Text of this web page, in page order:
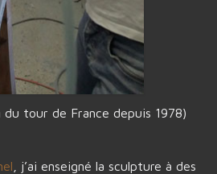
tour de France depuis 1978)
, j’ai enseigné la sculpture à des